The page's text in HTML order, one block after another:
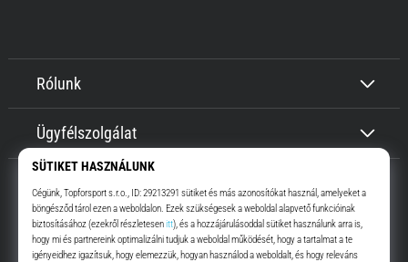
Rólunk
Ügyfélszolgálat